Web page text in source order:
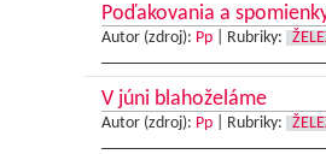
Poďakovania a
Autor (zdroj): Pp| Rubriky:
V júni blahoželáme
Autor (zdroj): Pp| Rubriky: